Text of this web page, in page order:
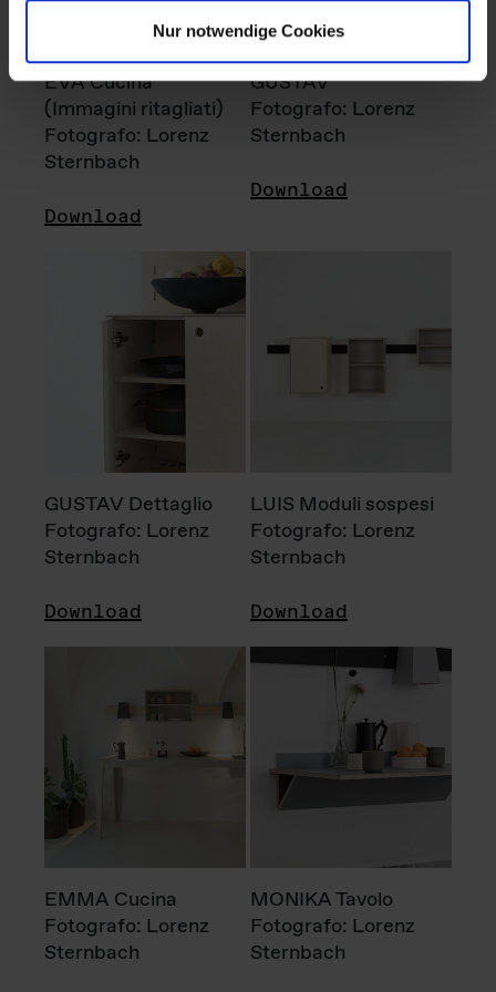
Nur notwendige Cookies
EVA Cucina
(Immagini ritagliati)
Fotografo: Lorenz
Sternbach
Download
GUSTAV
Fotografo: Lorenz
Sternbach
Download
GUSTAV Dettaglio
Fotografo: Lorenz
Sternbach
Download
LUIS Moduli sospesi
Fotografo: Lorenz
Sternbach
Download
EMMA Cucina
Fotografo: Lorenz
Sternbach
MONIKA Tavolo
Fotografo: Lorenz
Sternbach